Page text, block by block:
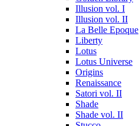
Illusion vol. I
Illusion vol. II
La Belle Epoque
Liberty
Lotus
Lotus Universe
Origins
Renaissance
Satori vol. II
Shade
Shade vol. II